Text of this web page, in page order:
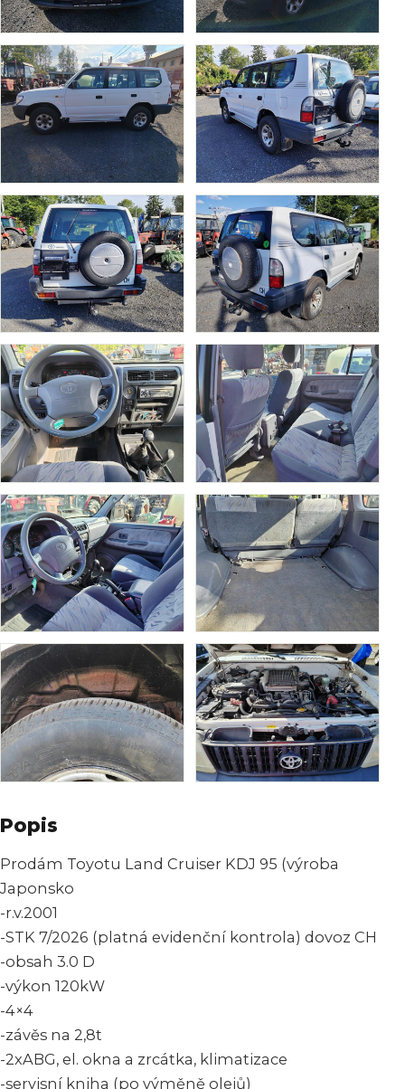
Popis
Prodám Toyotu Land Cruiser KDJ 95 (výroba
Japonsko
-r.v.2001
-STK 7/2026 (platná evidenční kontrola) dovoz CH
-obsah 3.0 D
-výkon 120kW
-4×4
-závěs na 2,8t
-2xABG, el. okna a zrcátka, klimatizace
-servisní kniha (po výměně olejů)